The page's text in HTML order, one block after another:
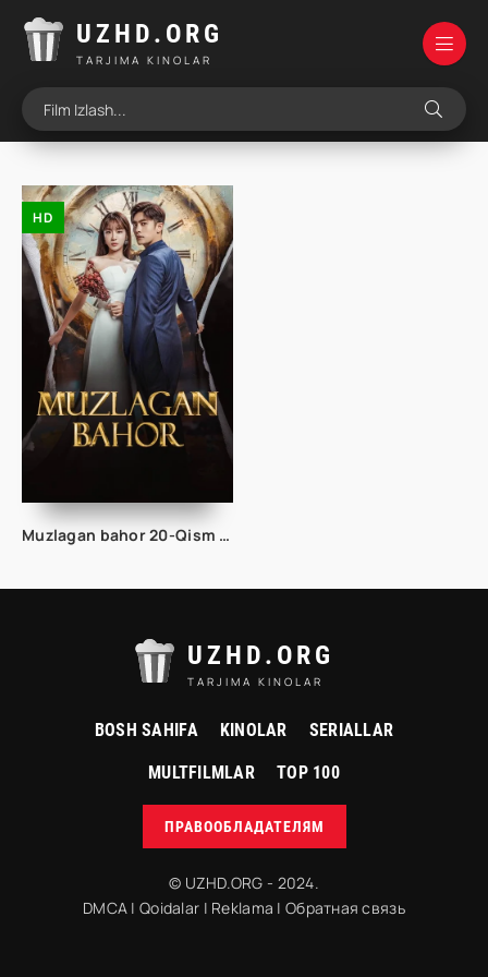
UZHD.ORG
TARJIMA KINOLAR
HD
Muzlagan bahor 20-Qism uzbek tilida
UZHD.ORG
TARJIMA KINOLAR
BOSH SAHIFA KINOLAR SERIALLAR
MULTFILMLAR TOP 100
ПРАВООБЛАДАТЕЛЯМ
© UZHD.ORG - 2024.
DMCA |Qoidalar | Reklama | Обратная связь